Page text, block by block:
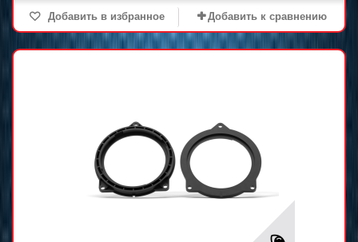
Добавить в избранное Добавить к сравнению